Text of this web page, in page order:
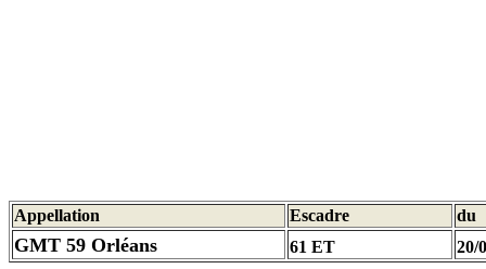
Appellation Escadre du
GMT 59 Orléans 61 ET 20/